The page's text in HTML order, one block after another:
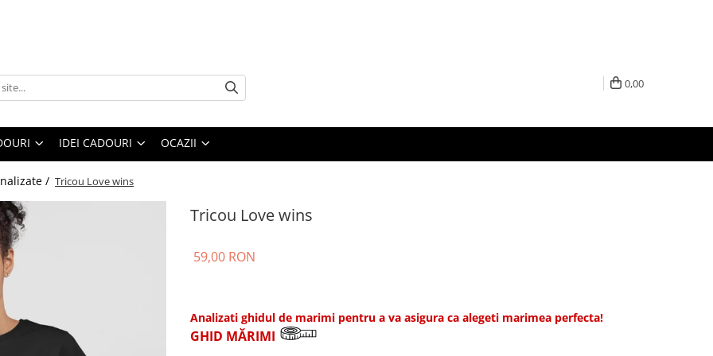
0,00
IDEI CADOURI OCAZII
/ Tricou Love wins
Tricou Love wins
59,00 RON
Analizati ghidul de marimi pentru a va asigura ca alegeti marimea perfecta!
GHID MĂRIMI